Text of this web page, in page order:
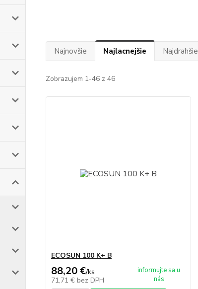
Najnovšie Najlacnejšie Najdrahšie
Zobrazujem 1-46 z 46
ECOSUN 100 K+ B
88,20 €/ks
71,71 € bez DPH
informujte sa u
nás